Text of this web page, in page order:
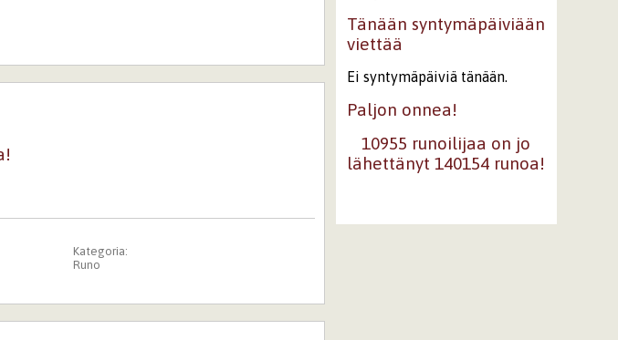
Kategoria:
Runo
Tänään syntymäpäiviään
viettää
Ei syntymäpäiviä tänään.
Paljon onnea!
10955 runoilijaa on jo
lähettänyt 140154 runoa!